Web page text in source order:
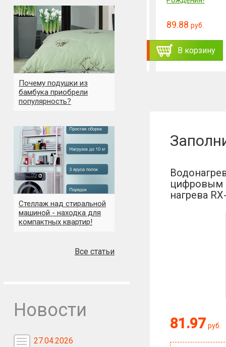
Почему подушки из
бамбука приобрели
популярность?
Стеллаж над стиральной
машиной - находка для
компактных квартир!
Все статьи
Новости
27.04.2026
129.9руб. 155.87
В корзину
89.88руб.
В корзину
цифровым
нагрева
81.97 руб.